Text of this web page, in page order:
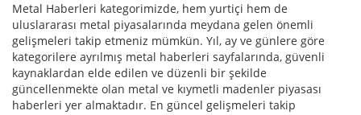
Metal Haberleri kategorimizde, hem yurtiçi hem de
uluslararası metal piyasalarında meydana gelen önemli
gelişmeleri takip etmeniz mümkün. Yıl, ay ve günlere göre
kategorilere ayrılmış metal haberleri sayfalarında, güvenli
kaynaklardan elde edilen ve düzenli bir şekilde
güncellenmekte olan metal ve kıymetli madenler piyasası
haberleri yer almaktadır. En güncel gelişmeleri takip